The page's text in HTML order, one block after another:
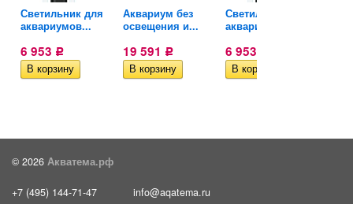
Светильник для
аквариумов...
6 953 Р
Аквариум без
освещения и...
19 591 Р
Светильник для
аквариумов...
6 953
© 2026 Акватема.рф
+7 (495) 144-71-47 info@aqatema.ru